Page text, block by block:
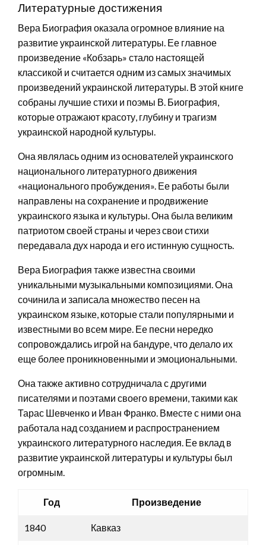
Литературные достижения
Вера Биография оказала огромное влияние на
развитие украинской литературы. Ее главное
произведение «Кобзарь» стало настоящей
классикой и считается одним из самых значимых
произведений украинской литературы. В этой книге
собраны лучшие стихи и поэмы В. Биография,
которые отражают красоту, глубину и трагизм
украинской народной культуры.
Она являлась одним из основателей украинского
национального литературного движения
«национального пробуждения». Ее работы были
направлены на сохранение и продвижение
украинского языка и культуры. Она была великим
патриотом своей страны и через свои стихи
передавала дух народа и его истинную сущность.
Вера Биография также известна своими
уникальными музыкальными композициями. Она
сочинила и записала множество песен на
украинском языке, которые стали популярными и
известными во всем мире. Ее песни нередко
сопровождались игрой на бандуре, что делало их
еще более проникновенными и эмоциональными.
Она также активно сотрудничала с другими
писателями и поэтами своего времени, такими как
Тарас Шевченко и Иван Франко. Вместе с ними она
работала над созданием и распространением
украинского литературного наследия. Ее вклад в
развитие украинской литературы и культуры был
огромным.
Год Произведение
1840 Кавказ